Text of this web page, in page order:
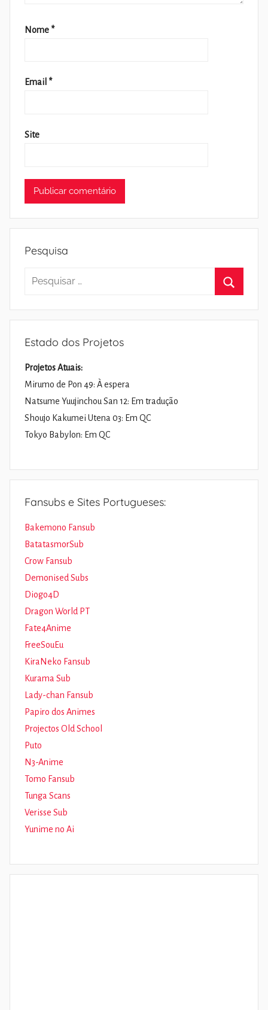
Nome *
Email *
Site
Pesquisa
Pesquisar
Estado dos Projetos
Projetos Atuais:
Mirumo de Pon 49: À espera
Natsume Yuujinchou San 12: Em tradução
Shoujo Kakumei Utena 03: Em QC
Tokyo Babylon: Em QC
Fansubs e Sites Portugueses:
Bakemono Fansub
BatatasmorSub
Crow Fansub
Demonised Subs
Diogo4D
Dragon World PT
Fate4Anime
FreeSouEu
KiraNeko Fansub
Kurama Sub
Lady-chan Fansub
Papiro dos Animes
Projectos Old School
Puto
N3-Anime
Tomo Fansub
Tunga Scans
Verisse Sub
Yunime no Ai